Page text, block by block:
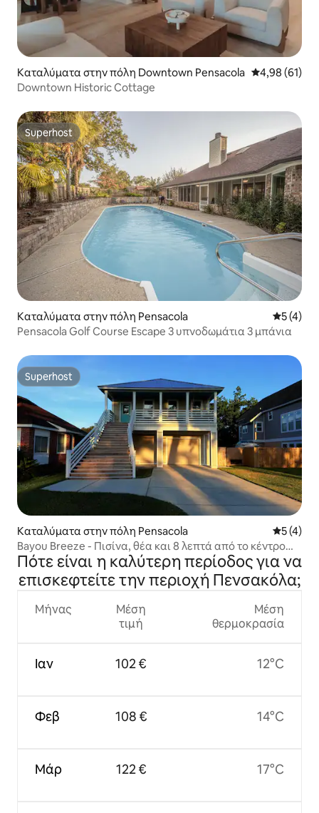
Καταλύματα στην πόλη Downtown Pensacola Μέση
4,98 (61)
Downtown Historic Cottage
Superhost
Superhost
Καταλύματα στην πόλη Pensacola Μέση
5 (4)
Pensacola Golf Course Escape 3 υπνοδωμάτια 3 μπάνια
Superhost
Superhost
Καταλύματα στην πόλη Pensacola Μέση
5 (4)
Bayou Breeze - Πισίνα, θέα και 8 λεπτά από το κέντρο
της πόλης
Πότε είναι η καλύτερη περίοδος για να
επισκεφτείτε την περιοχή Πενσακόλα;
Μήνας
Ιαν
Φεβ
Μάρ
Μέση
τιμή
102 €
108 €
122 €
Μέση
θερμοκρασία
12°C
14°C
17°C